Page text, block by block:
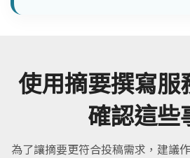
使用摘要撰寫服
確認這些
為了讓摘要更符合投稿需求，建議